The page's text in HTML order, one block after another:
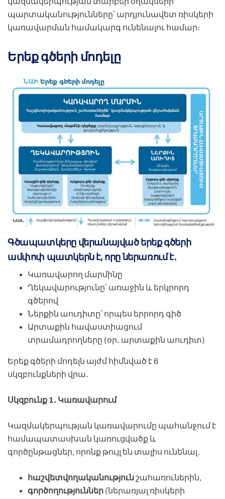
պարտականությունները՝ արդյունավետ ռիսկերի
կառավարման համակարգ ունենալու համար։
Երեք գծերի մոդելը
Գծապատկերը վերանայված երեք գծերի
ամփոփ պատկերն է, որը ներառում է․
Կառավարող մարմինը
Ղեկավարությունը՝ առաջին և երկրորդ
գծերով
Ներքին աուդիտը՝ որպես երրորդ գիծ
Արտաքին հավաստիացում
տրամադրողները (օր․ արտաքին աուդիտ)
Երեք գծերի մոդելն այժմ հիմնված է 6
սկզբունքների վրա․
Սկզբունք 1․ Կառավարում
Կազմակերպության կառավարումը պահանջում է
համապատասխան կառուցվածք և
գործընթացներ, որոնք թույլ են տալիս ունենալ․
հաշվետվողականությունշահառուներին,
գործողություններ (ներառյալ ռիսկերի